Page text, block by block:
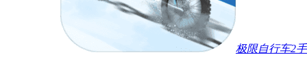
极限自行车2